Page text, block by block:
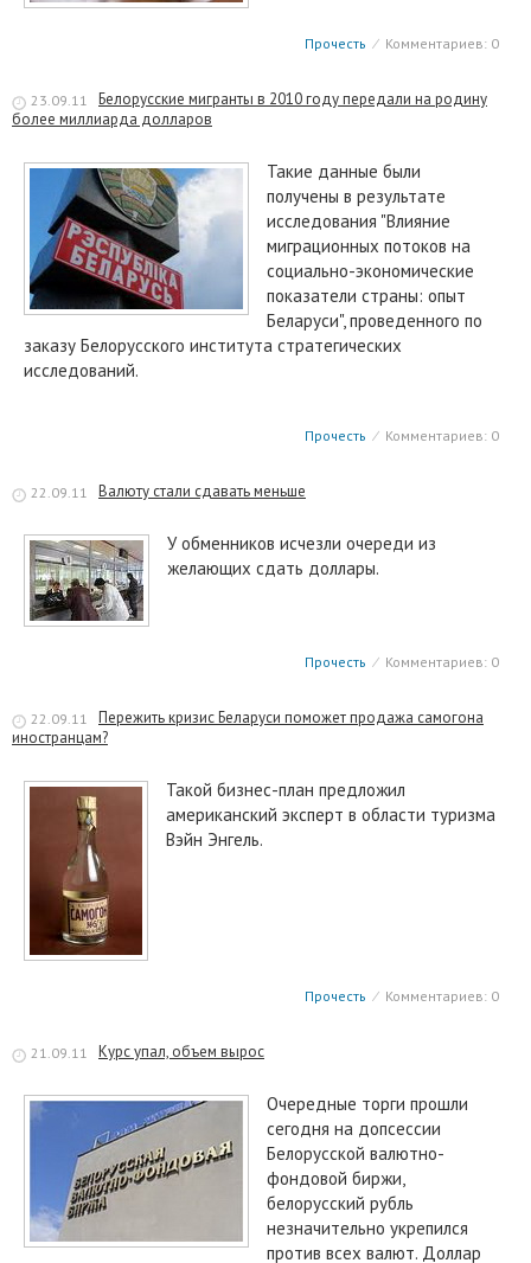
Прочесть ⁄ Комментариев: 0
23.09.11
Белорусские мигранты в 2010 году передали на родину
более миллиарда долларов
Такие данные были
получены в результате
исследования "Влияние
миграционных потоков на
социально-экономические
показатели страны: опыт
Беларуси", проведенного по
заказу Белорусского института стратегических
исследований.
Прочесть ⁄ Комментариев: 0
22.09.11 Валюту стали сдавать меньше
У обменников исчезли очереди из
желающих сдать доллары.
Прочесть ⁄ Комментариев: 0
22.09.11
Пережить кризис Беларуси поможет продажа самогона
иностранцам?
Такой бизнес-план предложил
американский эксперт в области туризма
Вэйн Энгель.
Прочесть ⁄ Комментариев: 0
21.09.11 Курс упал, объем вырос
Очередные торги прошли
сегодня на допсессии
Белорусской валютно-
фондовой биржи,
белорусский рубль
незначительно укрепился
против всех валют. Доллар